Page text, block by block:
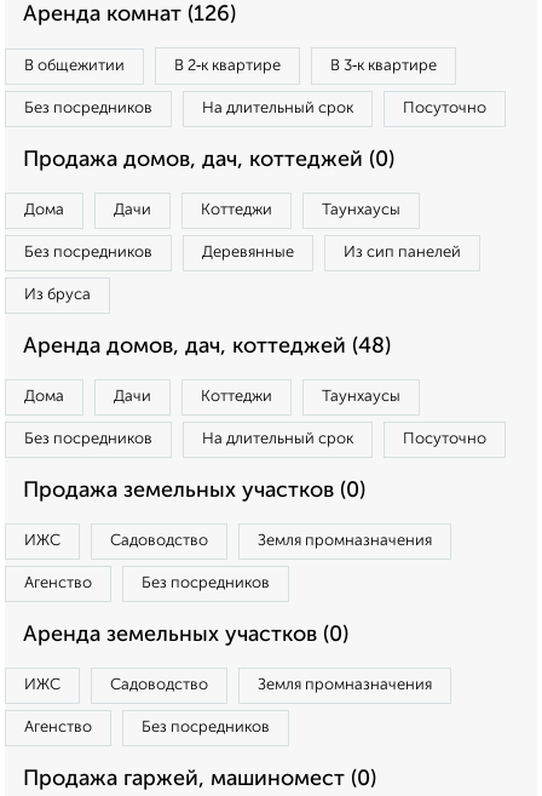
Аренда комнат (126)
В общежитии В 2‑к квартире В 3‑к квартире
Без посредников На длительный срок Посуточно
Продажа домов, дач, коттеджей (0)
Дома Дачи Коттеджи Таунхаусы
Без посредников Деревянные Из сип панелей
Из бруса
Аренда домов, дач, коттеджей (48)
Дома Дачи Коттеджи Таунхаусы
Без посредников На длительный срок Посуточно
Продажа земельных участков (0)
ИЖС Садоводство Земля промназначения
Агенство Без посредников
Аренда земельных участков (0)
ИЖС Садоводство Земля промназначения
Агенство Без посредников
Продажа гаржей, машиномест (0)